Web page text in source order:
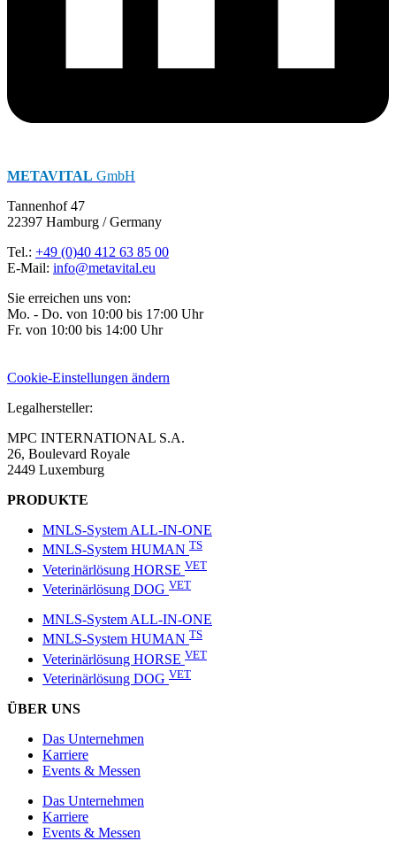
METAVITAL GmbH
Tannenhof 47
22397 Hamburg / Germany
Tel.: +49 (0)40 412 63 85 00
E-Mail: info@metavital.eu
Sie erreichen uns von:
Mo. - Do. von 10:00 bis 17:00 Uhr
Fr. von 10:00 bis 14:00 Uhr
Cookie-Einstellungen ändern
Legalhersteller:
MPC INTERNATIONAL S.A.
26, Boulevard Royale
2449 Luxemburg
PRODUKTE
MNLS-System ALL-IN-ONE
MNLS-System HUMAN TS
Veterinärlösung HORSE VET
Veterinärlösung DOG VET
MNLS-System ALL-IN-ONE
MNLS-System HUMAN TS
Veterinärlösung HORSE VET
Veterinärlösung DOG VET
ÜBER UNS
Das Unternehmen
Karriere
Events & Messen
Das Unternehmen
Karriere
Events & Messen